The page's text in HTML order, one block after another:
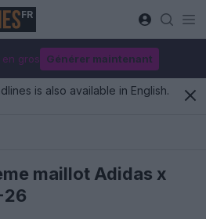
FR
en gros Générer maintenant
is also available in English.
maillot Adidas x
26